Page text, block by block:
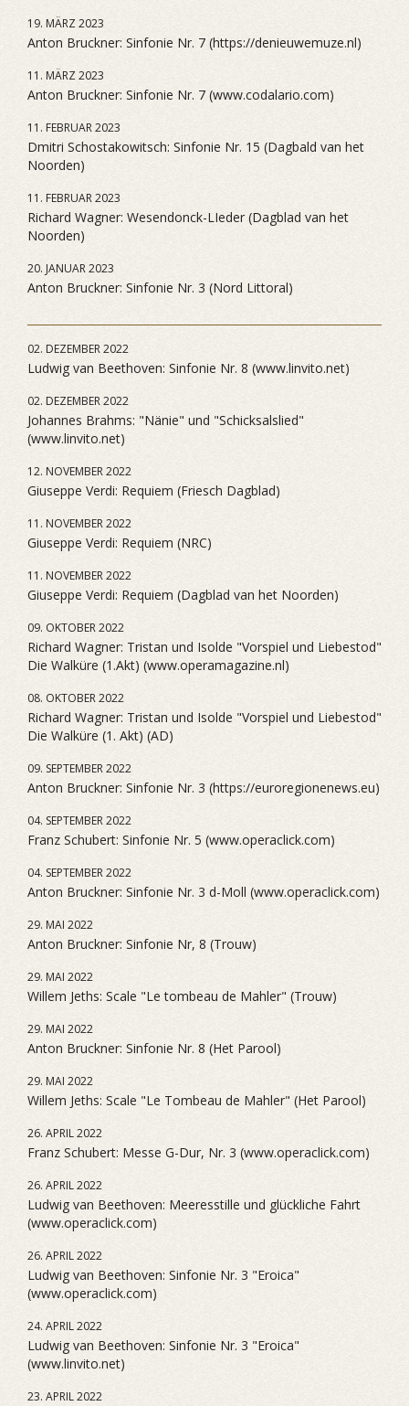
19. MÄRZ 2023
Anton Bruckner: Sinfonie Nr. 7 (https://denieuwemuze.nl)
11. MÄRZ 2023
Anton Bruckner: Sinfonie Nr. 7 (www.codalario.com)
11. FEBRUAR 2023
Dmitri Schostakowitsch: Sinfonie Nr. 15 (Dagbald van het
Noorden)
11. FEBRUAR 2023
Richard Wagner: Wesendonck-LIeder (Dagblad van het
Noorden)
20. JANUAR 2023
Anton Bruckner: Sinfonie Nr. 3 (Nord Littoral)
02. DEZEMBER 2022
Ludwig van Beethoven: Sinfonie Nr. 8 (www.linvito.net)
02. DEZEMBER 2022
Johannes Brahms: "Nänie" und "Schicksalslied"
(www.linvito.net)
12. NOVEMBER 2022
Giuseppe Verdi: Requiem (Friesch Dagblad)
11. NOVEMBER 2022
Giuseppe Verdi: Requiem (NRC)
11. NOVEMBER 2022
Giuseppe Verdi: Requiem (Dagblad van het Noorden)
09. OKTOBER 2022
Richard Wagner: Tristan und Isolde "Vorspiel und Liebestod"
Die Walküre (1.Akt) (www.operamagazine.nl)
08. OKTOBER 2022
Richard Wagner: Tristan und Isolde "Vorspiel und Liebestod"
Die Walküre (1. Akt) (AD)
09. SEPTEMBER 2022
Anton Bruckner: Sinfonie Nr. 3 (https://euroregionenews.eu)
04. SEPTEMBER 2022
Franz Schubert: Sinfonie Nr. 5 (www.operaclick.com)
04. SEPTEMBER 2022
Anton Bruckner: Sinfonie Nr. 3 d-Moll (www.operaclick.com)
29. MAI 2022
Anton Bruckner: Sinfonie Nr, 8 (Trouw)
29. MAI 2022
Willem Jeths: Scale "Le tombeau de Mahler" (Trouw)
29. MAI 2022
Anton Bruckner: Sinfonie Nr. 8 (Het Parool)
29. MAI 2022
Willem Jeths: Scale "Le Tombeau de Mahler" (Het Parool)
26. APRIL 2022
Franz Schubert: Messe G-Dur, Nr. 3 (www.operaclick.com)
26. APRIL 2022
Ludwig van Beethoven: Meeresstille und glückliche Fahrt
(www.operaclick.com)
26. APRIL 2022
Ludwig van Beethoven: Sinfonie Nr. 3 "Eroica"
(www.operaclick.com)
24. APRIL 2022
Ludwig van Beethoven: Sinfonie Nr. 3 "Eroica"
(www.linvito.net)
23. APRIL 2022